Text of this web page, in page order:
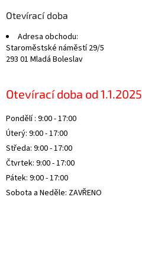
Otevírací doba
Adresa obchodu:
Staroměstské náměstí 29/5
293 01 Mladá Boleslav
Otevírací doba od 1.1.2025
Pondělí : 9:00 - 17:00
Úterý: 9:00 - 17:00
Středa: 9:00 - 17:00
Čtvrtek: 9:00 - 17:00
Pátek: 9:00 - 17:00
Sobota a Neděle: ZAVŘENO